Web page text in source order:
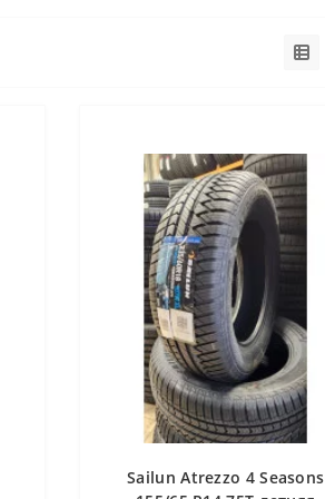
Sailun Atrezzo 4 Seasons